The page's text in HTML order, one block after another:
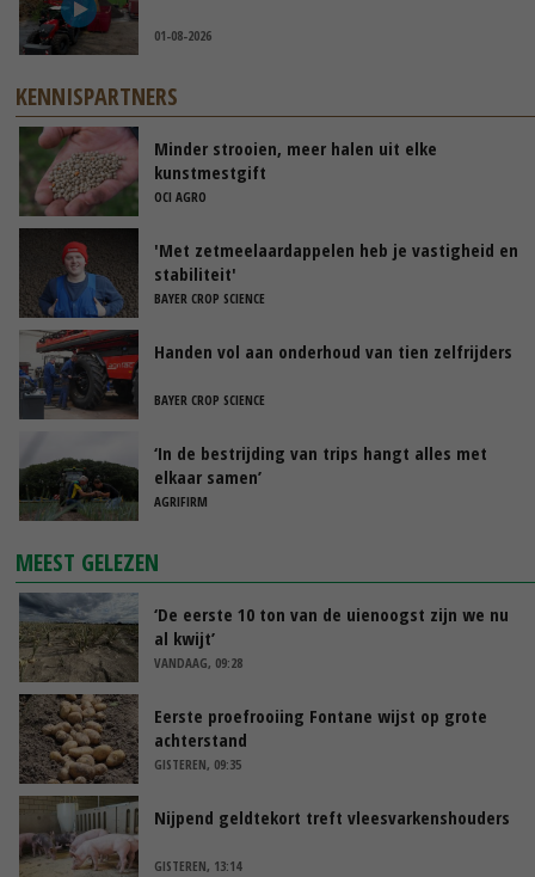
01-08-2026
KENNISPARTNERS
Minder strooien, meer halen uit elke
kunstmestgift
OCI AGRO
'Met zetmeelaardappelen heb je vastigheid en
stabiliteit'
BAYER CROP SCIENCE
Handen vol aan onderhoud van tien zelfrijders
BAYER CROP SCIENCE
‘In de bestrijding van trips hangt alles met
elkaar samen’
AGRIFIRM
MEEST GELEZEN
‘De eerste 10 ton van de uienoogst zijn we nu
al kwijt’
VANDAAG, 09:28
Eerste proefrooiing Fontane wijst op grote
achterstand
GISTEREN, 09:35
Nijpend geldtekort treft vleesvarkenshouders
GISTEREN, 13:14